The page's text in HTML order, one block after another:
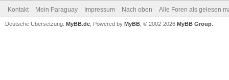
Kontakt Mein Paraguay Impressum Nach oben Alle Foren als gelesen
Deutsche Übersetzung: MyBB.de , Powered by MyBB , © 2002-2026 MyBB Group